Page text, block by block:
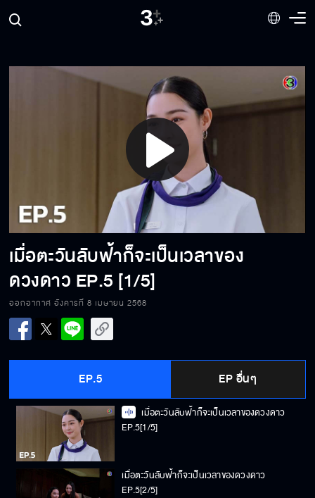
Play
Video
เมื่อตะวันลับฟ้าก็จะเป็นเวลาของ
ดวงดาว EP.5 [1/5]
ออกอากาศ อังคารที่ 8 เมษายน 2568
EP.5 EP อื่นๆ
เมื่อตะวันลับฟ้าก็จะเป็นเวลาของดวงดาว
EP.5[1/5]
เมื่อตะวันลับฟ้าก็จะเป็นเวลาของดวงดาว
EP.5[2/5]